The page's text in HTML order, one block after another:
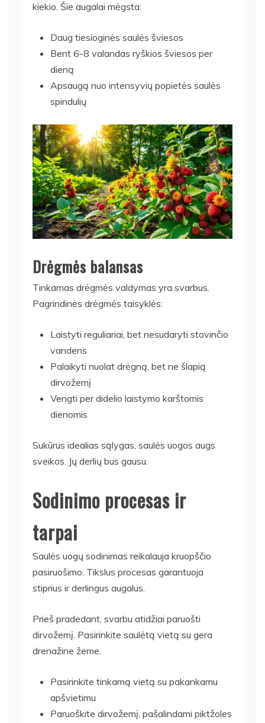
kiekio. Šie augalai mėgsta:
Daug tiesioginės saulės šviesos
Bent 6-8 valandas ryškios šviesos per
dieną
Apsaugą nuo intensyvių popietės saulės
spindulių
Drėgmės balansas
Tinkamas drėgmės valdymas yra svarbus.
Pagrindinės drėgmės taisyklės:
Laistyti reguliariai, bet nesudaryti stovinčio
vandens
Palaikyti nuolat drėgną, bet ne šlapią
dirvožemį
Vengti per didelio laistymo karštomis
dienomis
Sukūrus idealias sąlygas, saulės uogos augs
sveikos. Jų derlių bus gausu.
Sodinimo procesas ir
tarpai
Saulės uogų sodinimas reikalauja kruopščio
pasiruošimo. Tikslus procesas garantuoja
stiprius ir derlingus augalus.
Prieš pradedant, svarbu atidžiai paruošti
dirvožemį. Pasirinkite saulėtą vietą su gera
drenažine žeme.
Pasirinkite tinkamą vietą su pakankamu
apšvietimu
Paruoškite dirvožemį, pašalindami piktžoles